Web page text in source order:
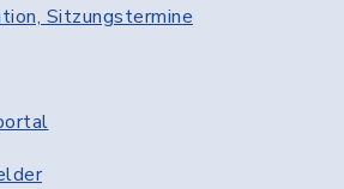
Sitzungstermine